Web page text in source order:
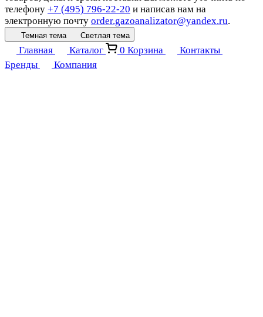
телефону +7 (495) 796-22-20 и написав нам на
электронную почту order.gazoanalizator@yandex.ru.
Темная тема Светлая тема
Главная Каталог 0 Корзина
Контакты
Бренды
Компания